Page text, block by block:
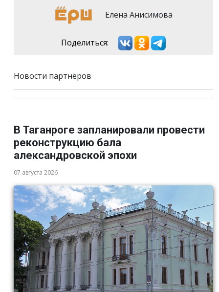
Елена Анисимова
Поделиться:
Новости партнёров
В Таганроге запланировали провести
реконструкцию бала
александровской эпохи
07 августа 2026